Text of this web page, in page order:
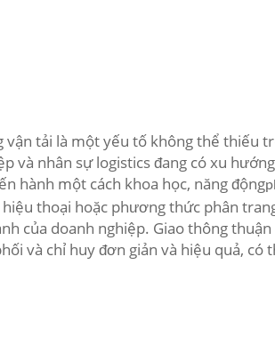
vận tải là một yếu tố không thể thiếu
và nhân sự logistics đang có xu
hành một cách khoa học, năng động
thoại hoặc phương thức phân
của doanh nghiệp. Giao thông
và chỉ huy đơn giản và hiệu quả,